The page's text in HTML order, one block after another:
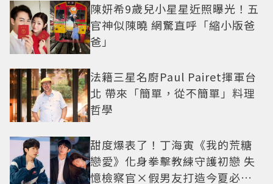
陳妍希9歲兒小星星近照曝光！五
官神似陳曉 網驚直呼「縮小版爸
爸」
法籍三星名廚Paul Pairet揮軍台
北 帶來「簡單，從不簡單」料理
哲學
甜度爆表了！丁海寅《我的荒糖
戀愛》化身拳擊教練守護初戀 失
憶檢察官×假男友打造今夏必看